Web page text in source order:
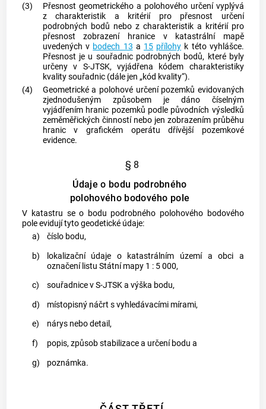
(3)
Přesnost geometrického a polohového určení vyplývá
z charakteristik a kritérií pro přesnost určení
podrobných bodů nebo z charakteristik a kritérií pro
přesnost zobrazení hranice v
katastrální mapě
uvedených v bodech 13 a 15 přílohy k této vyhlášce.
Přesnost je u souřadnic podrobných bodů, které byly
určeny v S-JTSK, vyjádřena kódem charakteristiky
kvality souřadnic (dále jen „kód kvality“).
(4)
Geometrické a polohové určení pozemků evidovaných
zjednodušeným způsobem je dáno číselným
vyjádřením hranic pozemků podle původních výsledků
zeměměřických činnostínebo jen zobrazením průběhu
hranic v grafickém operátu dřívější pozemkové
evidence.
§ 8
Údaje o bodu podrobného
polohového bodového pole
V katastru se o bodu podrobného polohového bodového
pole evidují tyto geodetické údaje:
a)
číslo bodu,
b)
lokalizační údaje o katastrálním územíaobci a
označení listu Státní mapy 1 : 5 000,
c)
souřadnice v S-JTSK a výška bodu,
d)
místopisný náčrt s vyhledávacími mírami,
e)
nárys nebo detail,
f)
popis, způsob stabilizace a určení bodu a
g)
poznámka.